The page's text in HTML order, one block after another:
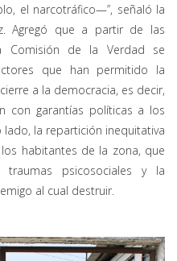
el narcotráfico—”, señaló la
Agregó que a partir de las
Comisión de la Verdad se
que han permitido la
a la democracia, es decir,
con garantías políticas a los
la repartición inequitativa
habitantes de la zona, que
psicosociales y la
al cual destruir.